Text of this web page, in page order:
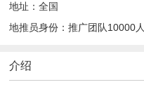
地址：全国
地推员身份：推广团队10000人
介绍